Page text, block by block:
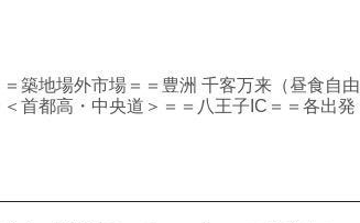
築地場外市場＝＝豊洲 千客万来（昼食自由
首都高・中央道＞＝＝八王子IC＝＝各出発